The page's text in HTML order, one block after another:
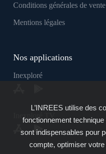
Conditions générales de vente
Mentions légales
Nos applications
Inexploré
Inexploré TV
L’INREES utilise des
fonctionnement
sont indispensables pour
compte, optimiser